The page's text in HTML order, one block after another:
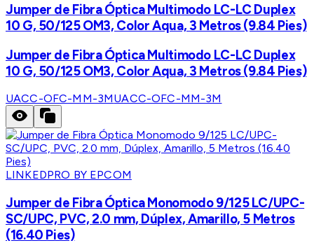
Jumper de Fibra Óptica Multimodo LC-LC Duplex
10 G, 50/125 OM3, Color Aqua, 3 Metros (9.84 Pies)
Jumper de Fibra Óptica Multimodo LC-LC Duplex
10 G, 50/125 OM3, Color Aqua, 3 Metros (9.84 Pies)
UACC-OFC-MM-3MUACC-OFC-MM-3M
LINKEDPRO BY EPCOM
Jumper de Fibra Óptica Monomodo 9/125 LC/UPC-
SC/UPC, PVC, 2.0 mm, Dúplex, Amarillo, 5 Metros
(16.40 Pies)